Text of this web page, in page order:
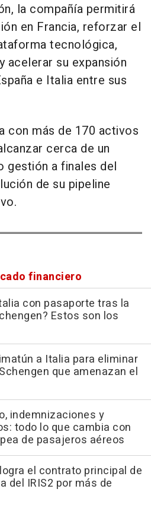
la compañía permitirá
en Francia, reforzar el
tecnológica,
acelerar su expansión
e Italia entre sus
con más de 170 activos
cerca de un
gestión a finales del
de su pipeline
financiero
con pasaporte tras la
Estos son los
a Italia para eliminar
que amenazan el
indemnizaciones y
todo lo que cambia con
de pasajeros aéreos
el contrato principal de
del IRIS2 por más de